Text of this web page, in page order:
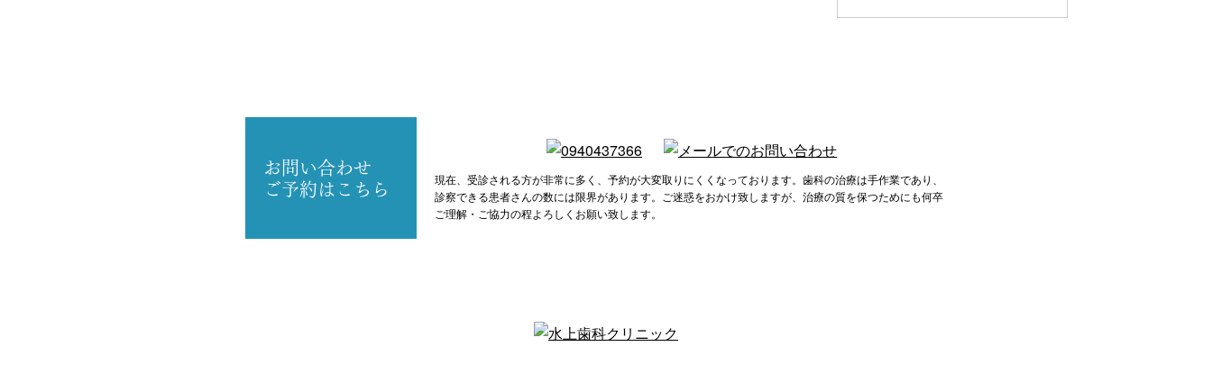
お問い合わせ
ご予約はこちら
現在、受診される方が非常に多く、予約が大変取りにくくなっております。歯科の治療は手作業であり、
診察できる患者さんの数には限界があります。ご迷惑をおかけ致しますが、治療の質を保つためにも何卒
ご理解・ご協力の程よろしくお願い致します。